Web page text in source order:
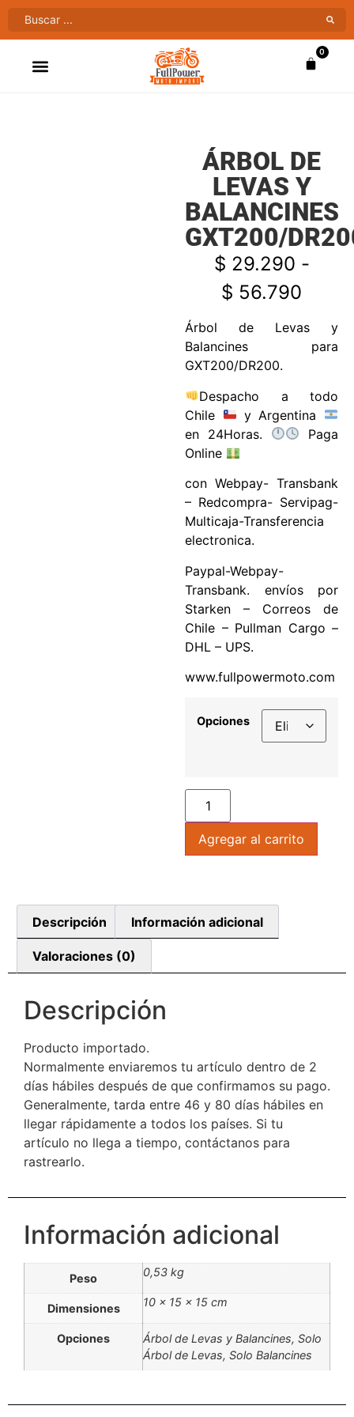
0
ÁRBOL DE
LEVAS Y
BALANCINES
GXT200/
$ 29.290 -
$ 56.790
Árbol de Levas y
Balancines para
GXT200/DR200.
Despacho a todo
Chile
y Argentina
en 24Horas.
Paga
Online
con Webpay- Transbank
– Redcompra- Servipag-
Multicaja-Transferencia
electronica.
Paypal-Webpay-
Transbank. envíos por
Starken – Correos de
Chile – Pullman Cargo –
DHL – UPS.
www.fullpowermoto.com
Opciones
Agregar al carrito
Descripción Información adicional
Valoraciones (0)
Descripción
Producto importado.
Normalmente enviaremos tu artículo dentro de 2
días hábiles después de que confirmamos su pago.
Generalmente, tarda entre 46 y 80 días hábiles en
llegar rápidamente a todos los países. Si tu
artículo no llega a tiempo, contáctanos para
rastrearlo.
Información adicional
Peso 0,53 kg
Dimensiones 10 × 15 × 15 cm
Opciones
Árbol de Levas y Balancines, Solo
Árbol de Levas, Solo Balancines